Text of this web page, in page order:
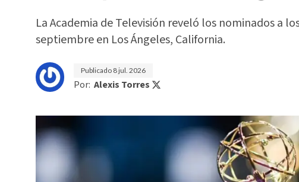
La Academia de Televisión reveló los nominados a
septiembre en Los Ángeles, California.
Publicado 8 jul. 2026
Por: Alexis Torres